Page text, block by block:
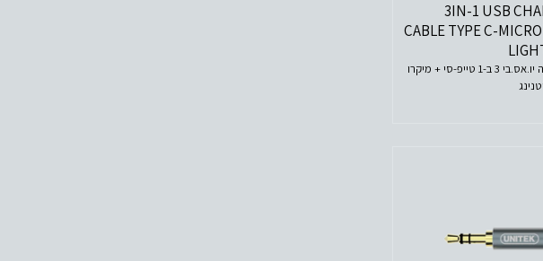
3IN-1 USB
CABLE TYPE C-
כבל טעינה יו.אס.בי 3 ב-1 טייפ-סי + מיקרו